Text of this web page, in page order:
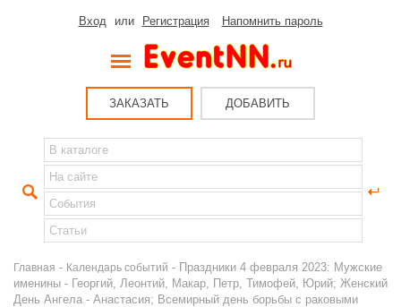
Вход или Регистрация Напомнить пароль
ЗАКАЗАТЬ ДОБАВИТЬ
Главная - Календарь событий - Праздники 4 февраля 2023: Мужские
именины - Георгий, Леонтий, Макар, Петр, Тимофей, Юрий; Женский
День Ангела - Анастасия; Всемирный день борьбы с раковыми